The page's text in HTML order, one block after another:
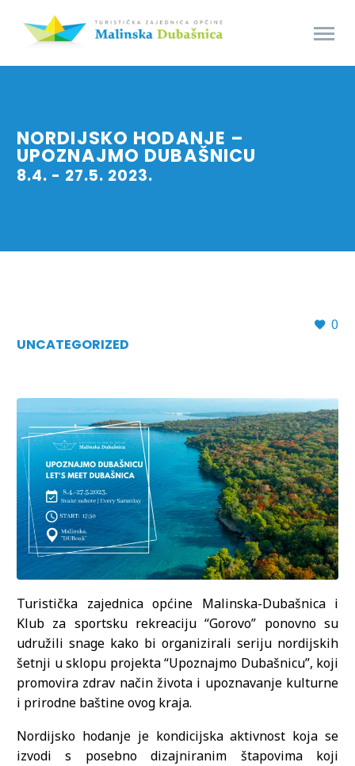
NORDIJSKO HODANJE –
UPOZNAJMO DUBAŠNICU
8.4. - 27.5. 2023.
0
UNCATEGORIZED
Turistička zajednica općine Malinska-Dubašnica i
Klub za sportsku rekreaciju “Gorovo” ponovno su
udružili snage kako bi organizirali seriju nordijskih
šetnji u sklopu projekta “Upoznajmo Dubašnicu”, koji
promovira zdrav način života i upoznavanje kulturne
i prirodne baštine ovog kraja.
Nordijsko hodanje je kondicijska aktivnost koja se
izvodi s posebno dizajniranim štapovima koji